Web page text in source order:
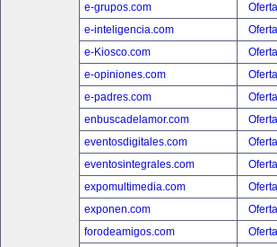
e-grupos.com
e-inteligencia.com
e-Kiosco.com
e-opiniones.com
e-padres.com
enbuscadelamor.com
eventosdigitales.com
eventosintegrales.com
expomultimedia.com
exponen.com
forodeamigos.com